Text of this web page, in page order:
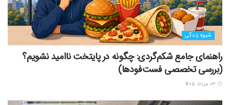
شیوه زندگی
راهنمای جامع شکم‌گردی: چگونه در پایتخت ناامید نشویم؟
(بررسی تخصصی فست‌فودها)